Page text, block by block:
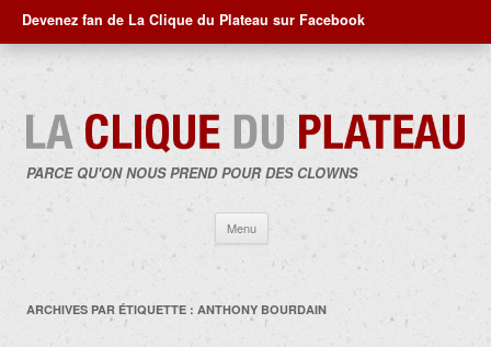
Devenez fan de La Clique du Plateau sur Facebook
PARCE QU'ON NOUS PREND POUR DES CLOWNS
Menu
contenu
ARCHIVES PAR ÉTIQUETTE : ANTHONY BOURDAIN